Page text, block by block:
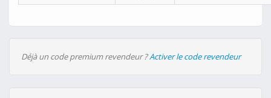
Déjà un code premium revendeur ?Activer le code revendeur